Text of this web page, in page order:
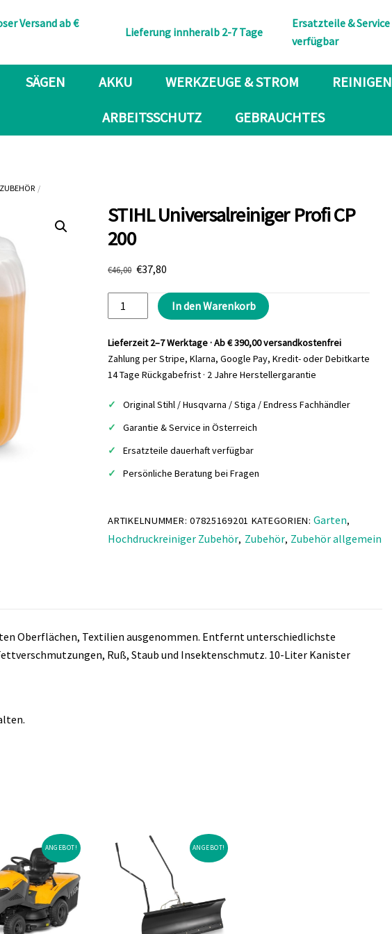
Versand ab €
Lieferung innheralb 2-7 Tage
Ersatzteile & Service
verfügbar
SÄGEN AKKU WERKZEUGE & STROM REINIGEN
ARBEITSSCHUTZ GEBRAUCHTES
STIHL Universalreiniger Profi CP
200
€46,00 Ursprünglicher
€46,00
€37,80
ist:
€37,80.
STIHL
Universalreiniger
Profi
CP
200
In den Warenkorb
Lieferzeit 2–7 Werktage · Ab € 390,00 versandkostenfrei
Zahlung per Stripe, Klarna, Google Pay, Kredit- oder Debitkarte
14 Tage Rückgabefrist · 2 Jahre Herstellergarantie
Original Stihl / Husqvarna / Stiga / Endress Fachhändler
Garantie & Service in Österreich
Ersatzteile dauerhaft verfügbar
Persönliche Beratung bei Fragen
ARTIKELNUMMER:07825169201 KATEGORIEN:Garten,
Hochdruckreiniger Zubehör, Zubehör, Zubehör allgemein
Oberflächen, Textilien ausgenommen. Entfernt unterschiedlichste
Ruß, Staub und Insektenschmutz. 10-Liter Kanister
ANGEBOT! ANGEBOT!
To